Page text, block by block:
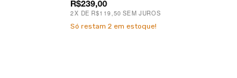
R$239,00
2X DE R$119,50 SEM JUROS
Só restam 2 em estoque!